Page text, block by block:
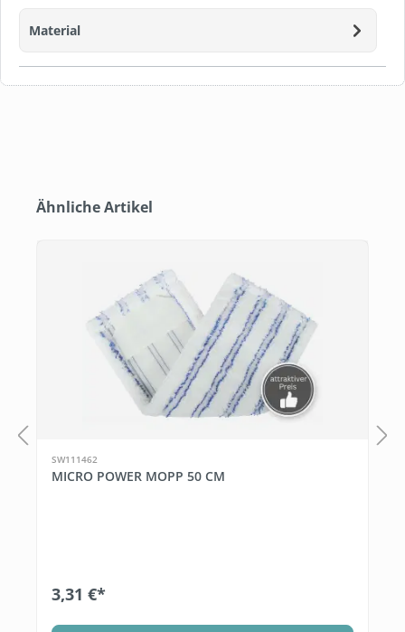
Material
Produktgalerie überspringen
Ähnliche Artikel
SW111462
MICRO POWER MOPP 50 CM
3,31 €*